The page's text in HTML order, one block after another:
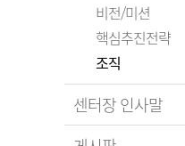
비전/미션
핵심추진전략
조직
센터장 인사말